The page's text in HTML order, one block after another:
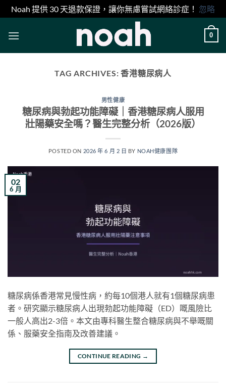
Noah 提供 30 天退款保證，讓你無慮嘗試網絡診症！ 忽略
0
TAG ARCHIVES:香港糖尿病人
男性健康
糖尿病與勃起功能障礙｜香港糖尿病人服用
壯陽藥安全嗎？醫生完整分析（2026版）
POSTED ON 2026 年 6 月 2 日 BY NOAH健康團隊
02
6 月
糖尿病係香港常見慢性病，約每10個港人就有1個糖尿病患
者。研究顯示糖尿病人出現勃起功能障礙（ED）嘅風險比
一般人高出2-3倍。本文由專科醫生整合糖尿病與不舉嘅關
係、服藥安全指南及改善建議。
CONTINUE READING →